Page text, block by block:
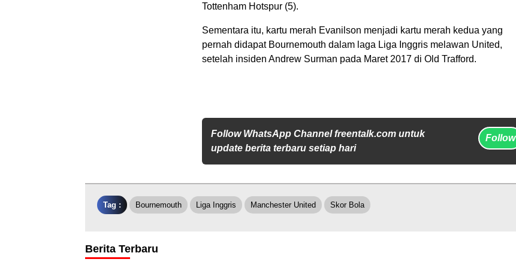
Tottenham Hotspur (5).
Sementara itu, kartu merah Evanilson menjadi kartu merah kedua yang
pernah didapat Bournemouth dalam laga Liga Inggris melawan United,
setelah insiden Andrew Surman pada Maret 2017 di Old Trafford.
Follow WhatsApp Channel freentalk.com untuk
update berita terbaru setiap hari
Follow
Tag : Bournemouth Liga Inggris Manchester United Skor Bola
Berita Terbaru